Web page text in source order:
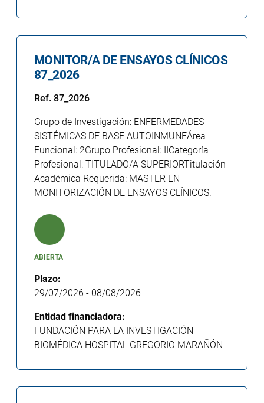
MONITOR/A DE ENSAYOS CLÍNICOS
87_2026
Ref. 87_2026
Grupo de Investigación: ENFERMEDADES
SISTÉMICAS DE BASE AUTOINMUNEÁrea
Funcional: 2Grupo Profesional: IICategoría
Profesional: TITULADO/A SUPERIORTitulación
Académica Requerida: MASTER EN
MONITORIZACIÓN DE ENSAYOS CLÍNICOS.
ABIERTA
Plazo:
29/07/2026 - 08/08/2026
Entidad financiadora:
FUNDACIÓN PARA LA INVESTIGACIÓN
BIOMÉDICA HOSPITAL GREGORIO MARAÑÓN